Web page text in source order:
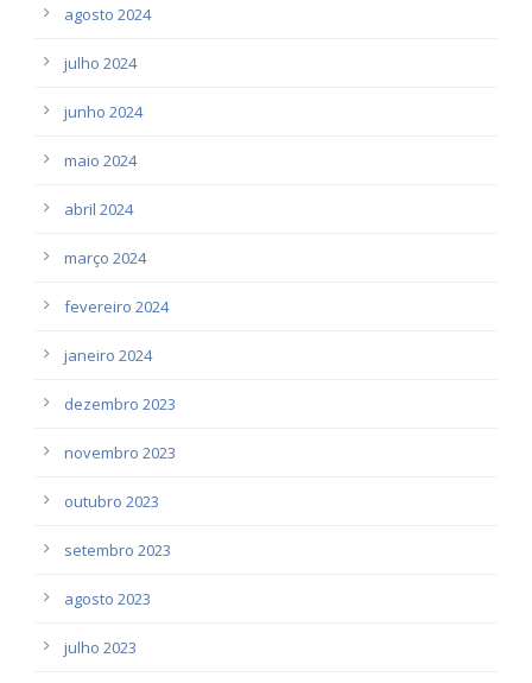
agosto 2024
julho 2024
junho 2024
maio 2024
abril 2024
março 2024
fevereiro 2024
janeiro 2024
dezembro 2023
novembro 2023
outubro 2023
setembro 2023
agosto 2023
julho 2023